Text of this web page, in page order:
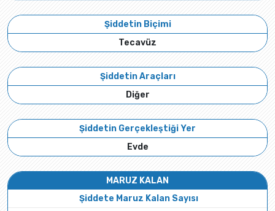
Şiddetin Biçimi
Tecavüz
Şiddetin Araçları
Diğer
Şiddetin Gerçekleştiği Yer
Evde
MARUZ KALAN
Şiddete Maruz Kalan Sayısı